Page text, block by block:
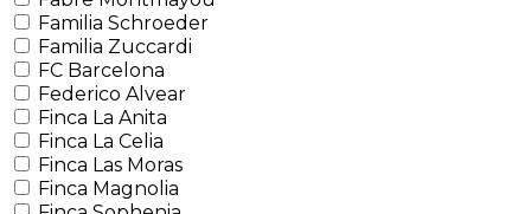
Familia Schroeder
Familia Zuccardi
FC Barcelona
Federico Alvear
Finca La Anita
Finca La Celia
Finca Las Moras
Finca Magnolia